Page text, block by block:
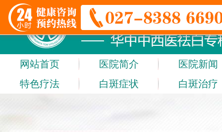
网站首页 医院简介
医院新闻
特色疗法
白斑症状 白斑治疗